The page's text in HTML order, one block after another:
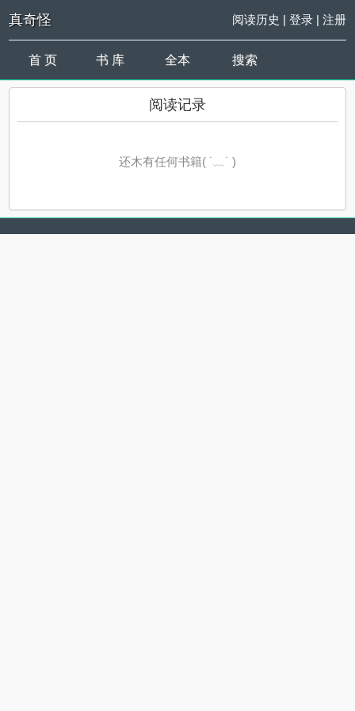
真奇怪 阅读历史 | 登录| 注册
首 页 书 库 全本 搜索
阅读记录
还木有任何书籍( ˙﹏˙ )